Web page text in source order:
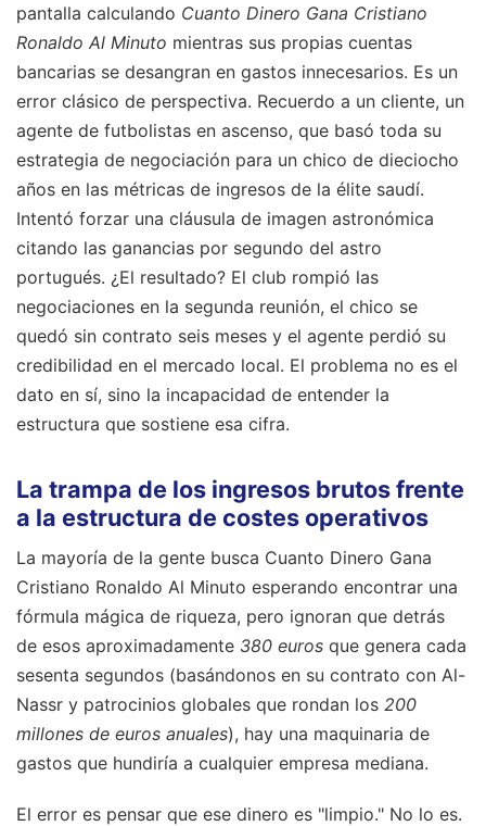
pantalla calculando Cuanto Dinero Gana Cristiano
Ronaldo Al Minuto mientras sus propias cuentas
bancarias se desangran en gastos innecesarios. Es un
error clásico de perspectiva. Recuerdo a un cliente, un
agente de futbolistas en ascenso, que basó toda su
estrategia de negociación para un chico de dieciocho
años en las métricas de ingresos de la élite saudí.
Intentó forzar una cláusula de imagen astronómica
citando las ganancias por segundo del astro
portugués. ¿El resultado? El club rompió las
negociaciones en la segunda reunión, el chico se
quedó sin contrato seis meses y el agente perdió su
credibilidad en el mercado local. El problema no es el
dato en sí, sino la incapacidad de entender la
estructura que sostiene esa cifra.
La trampa de los ingresos brutos frente
a la estructura de costes operativos
La mayoría de la gente busca Cuanto Dinero Gana
Cristiano Ronaldo Al Minuto esperando encontrar una
fórmula mágica de riqueza, pero ignoran que detrás
de esos aproximadamente 380 euros que genera cada
sesenta segundos (basándonos en su contrato con Al-
Nassr y patrocinios globales que rondan los 200
millones de euros anuales), hay una maquinaria de
gastos que hundiría a cualquier empresa mediana.
El error es pensar que ese dinero es "limpio." No lo es.